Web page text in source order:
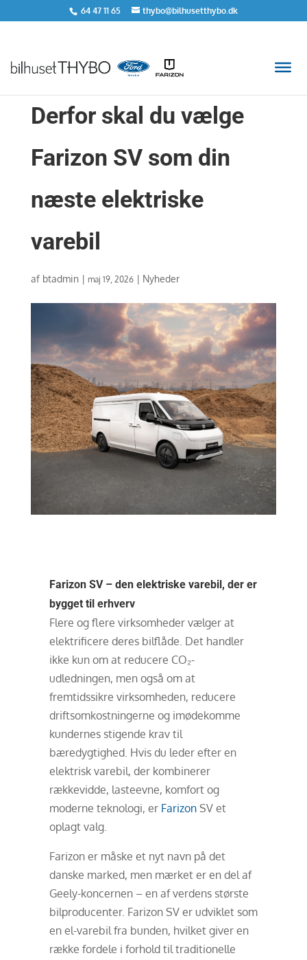
64 47 11 65 thybo@bilhusetthybo.dk
Derfor skal du vælge
Farizon SV som din
næste elektriske
varebil
af btadmin| maj 19, 2026| Nyheder
Farizon SV – den elektriske varebil, der er
bygget til erhverv
Flere og flere virksomheder vælger at
elektrificere deres bilflåde. Det handler
ikke kun om at reducere CO₂-
udledningen, men også om at
fremtidssikre virksomheden, reducere
driftsomkostningerne og imødekomme
kundernes stigende krav til
bæredygtighed. Hvis du leder efter en
elektrisk varebil, der kombinerer
rækkevidde, lasteevne, komfort og
moderne teknologi, er FarizonSV et
oplagt valg.
Farizon er måske et nyt navn på det
danske marked, men mærket er en del af
Geely-koncernen – en af verdens største
bilproducenter. Farizon SV er udviklet som
en el-varebil fra bunden, hvilket giver en
række fordele i forhold til traditionelle